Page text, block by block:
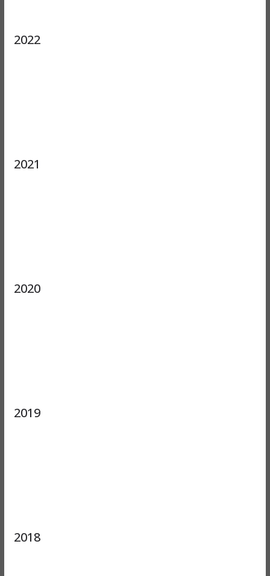
2022
2021
2020
2019
2018